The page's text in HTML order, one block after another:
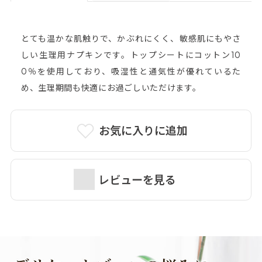
お気に入りに追加
レビューを見る
とても温かな肌触りで、かぶれにくく、敏感肌にもやさ
しい生理用ナプキンです。トップシートにコットン10
0％を使用しており、吸湿性と通気性が優れているた
め、生理期間も快適にお過ごしいただけます。